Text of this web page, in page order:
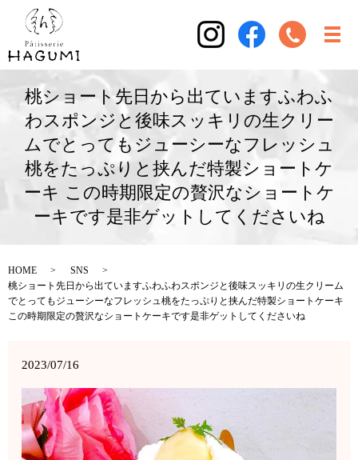
桃ショート先日から出ていますふわふ
わスポンジと後味スッキリの生クリー
ムでとってもジューシーなフレッシュ
桃をたっぷりと挟んだ特製ショートケ
ーキ この時期限定の贅沢なショートケ
ーキです是非ゲットしてくださいね
HOME
SNS
桃ショート先日から出ていますふわふわスポンジと後味スッキリの生クリーム
でとってもジューシーなフレッシュ桃をたっぷりと挟んだ特製ショートケーキ
この時期限定の贅沢なショートケーキです是非ゲットしてくださいね
2023/07/16